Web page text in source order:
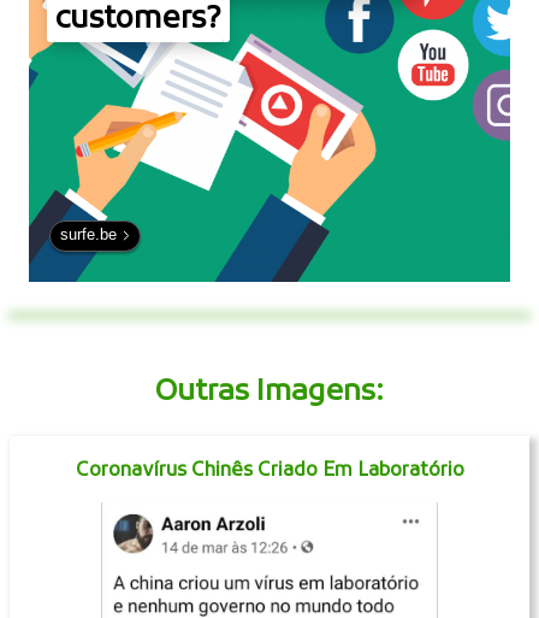
customers?
surfe.be
Outras Imagens:
Coronavírus Chinês Criado Em Laboratório